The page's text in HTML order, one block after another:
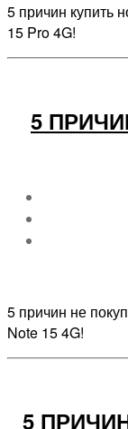
5 причин купить
15 Pro 4G!
5
5 причин не
Note 15 4G!
5